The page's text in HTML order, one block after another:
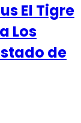
El Tigre
Los
de